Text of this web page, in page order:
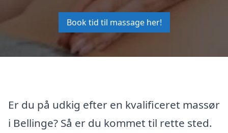
Book tid til massage her!
Er du på udkig efter en kvalificeret massør
i Bellinge? Så er du kommet til rette sted.